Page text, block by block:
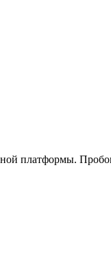
платформы.